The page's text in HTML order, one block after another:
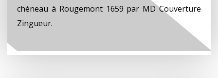
chéneau à Rougemont 1659 par MD Couverture
Zingueur.